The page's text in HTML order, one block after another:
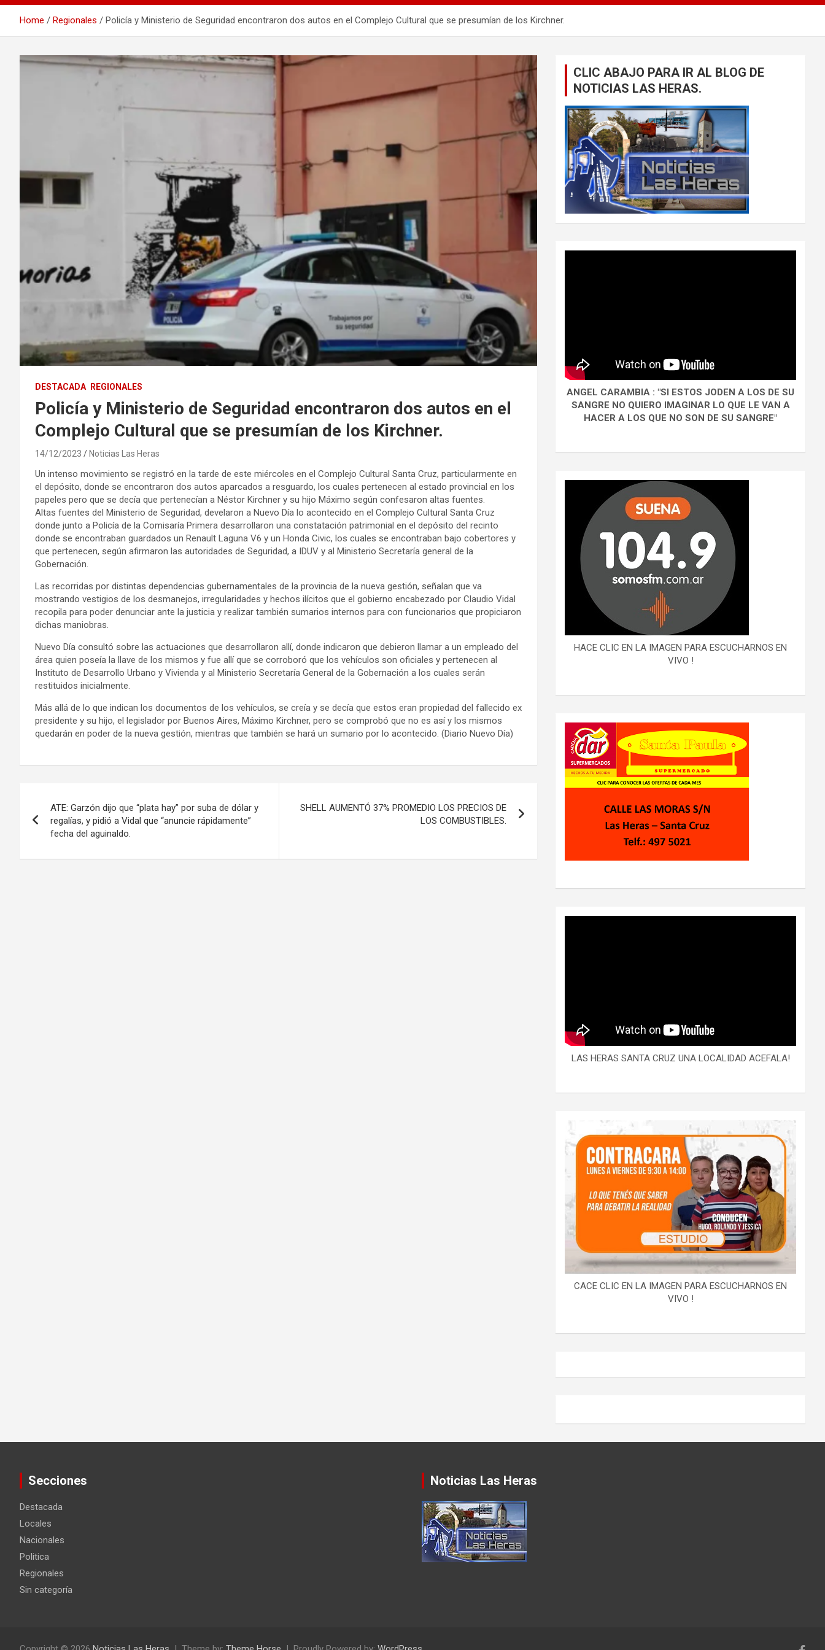
Home Regionales Policía y Ministerio de Seguridad encontraron dos autos en el Complejo Cultural que se presumían de los Kirchner.
DESTACADA REGIONALES
Policía y Ministerio de Seguridad encontraron dos autos en el
Complejo Cultural que se presumían de los Kirchner.
14/12/2023 Noticias Las Heras
Un intenso movimiento se registró en la tarde de este miércoles en el Complejo Cultural Santa Cruz, particularmente en
el depósito, donde se encontraron dos autos aparcados a resguardo, los cuales pertenecen al estado provincial en los
papeles pero que se decía que pertenecían a Néstor Kirchner y su hijo Máximo según confesaron altas fuentes.
Altas fuentes del Ministerio de Seguridad, develaron a Nuevo Día lo acontecido en el Complejo Cultural Santa Cruz
donde junto a Policía de la Comisaría Primera desarrollaron una constatación patrimonial en el depósito del recinto
donde se encontraban guardados un Renault Laguna V6 y un Honda Civic, los cuales se encontraban bajo cobertores y
que pertenecen, según afirmaron las autoridades de Seguridad, a IDUV y al Ministerio Secretaría general de la
Gobernación.
Las recorridas por distintas dependencias gubernamentales de la provincia de la nueva gestión, señalan que va
mostrando vestigios de los desmanejos, irregularidades y hechos ilícitos que el gobierno encabezado por Claudio Vidal
recopila para poder denunciar ante la justicia y realizar también sumarios internos para con funcionarios que propiciaron
dichas maniobras.
Nuevo Día consultó sobre las actuaciones que desarrollaron allí, donde indicaron que debieron llamar a un empleado del
área quien poseía la llave de los mismos y fue allí que se corroboró que los vehículos son oficiales y pertenecen al
Instituto de Desarrollo Urbano y Vivienda y al Ministerio Secretaría General de la Gobernación a los cuales serán
restituidos inicialmente.
Más allá de lo que indican los documentos de los vehículos, se creía y se decía que estos eran propiedad del fallecido ex
presidente y su hijo, el legislador por Buenos Aires, Máximo Kirchner, pero se comprobó que no es así y los mismos
quedarán en poder de la nueva gestión, mientras que también se hará un sumario por lo acontecido. (Diario Nuevo Día)
de
ATE: Garzón dijo que “plata hay” por suba de dólar y
regalías, y pidió a Vidal que “anuncie rápidamente”
fecha del aguinaldo.
SHELL AUMENTÓ 37% PROMEDIO LOS PRECIOS DE
LOS COMBUSTIBLES.
CLIC ABAJO PARA IR AL BLOG DE
NOTICIAS LAS HERAS.
ANGEL CARAMBIA : "SI ESTOS JODEN A LOS DE SU
SANGRE NO QUIERO IMAGINAR LO QUE LE VAN A
HACER A LOS QUE NO SON DE SU SANGRE"
HACE CLIC EN LA IMAGEN PARA ESCUCHARNOS EN
VIVO !
LAS HERAS SANTA CRUZ UNA LOCALIDAD ACEFALA!
CACE CLIC EN LA IMAGEN PARA ESCUCHARNOS EN
VIVO !
Secciones
Destacada
Locales
Nacionales
Politica
Regionales
Sin categoría
Noticias Las Heras